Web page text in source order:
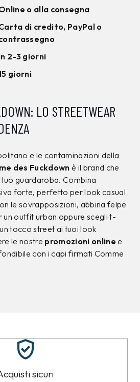
o alla consegna
di credito, PayPal o
2-3 giorni
giorni
LO STREETWEAR
e le contaminazioni della
des Fuckdown è il brand che
guardaroba. Combina
forte, perfetto per look casual
le sovrapposizioni, abbina felpe
outfit urban oppure scegli t-
tocco street ai tuoi look
le nostre promozioni online e
con i capi firmati Comme
sicuri